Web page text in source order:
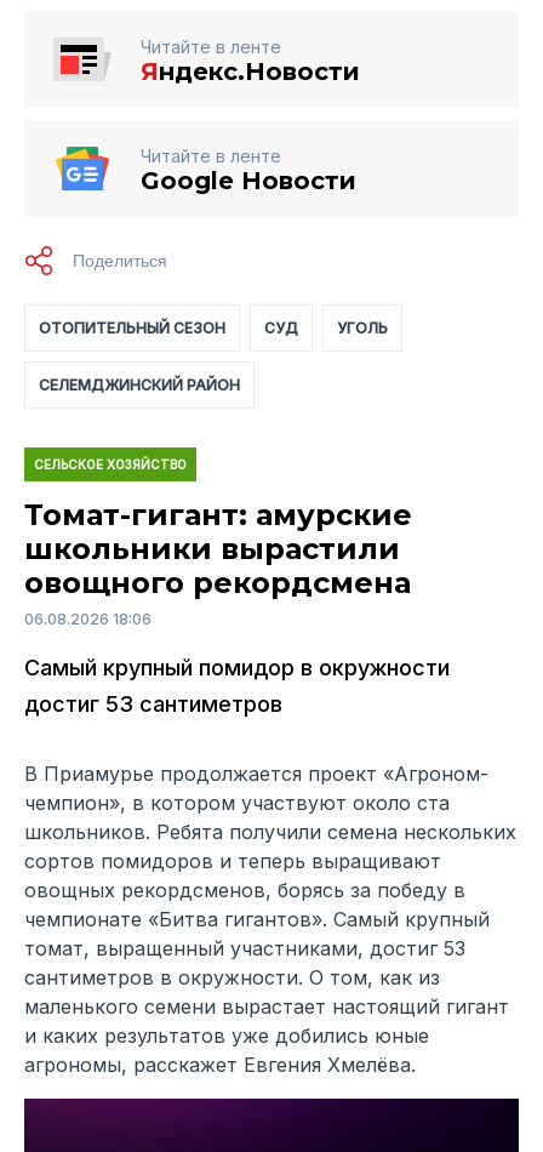
Читайте в ленте
Яндекс.Новости
Читайте в ленте
Google Новости
ОТОПИТЕЛЬНЫЙ СЕЗОН СУД УГОЛЬ
СЕЛЕМДЖИНСКИЙ РАЙОН
СЕЛЬСКОЕ ХОЗЯЙСТВО
Томат-гигант: амурские
школьники вырастили
овощного рекордсмена
06.08.2026 18:06
Самый крупный помидор в окружности
достиг 53 сантиметров
В Приамурье продолжается проект «Агроном-
чемпион», в котором участвуют около ста
школьников. Ребята получили семена нескольких
сортов помидоров и теперь выращивают
овощных рекордсменов, борясь за победу в
чемпионате «Битва гигантов». Самый крупный
томат, выращенный участниками, достиг 53
сантиметров в окружности. О том, как из
маленького семени вырастает настоящий гигант
и каких результатов уже добились юные
агрономы, расскажет Евгения Хмелёва.